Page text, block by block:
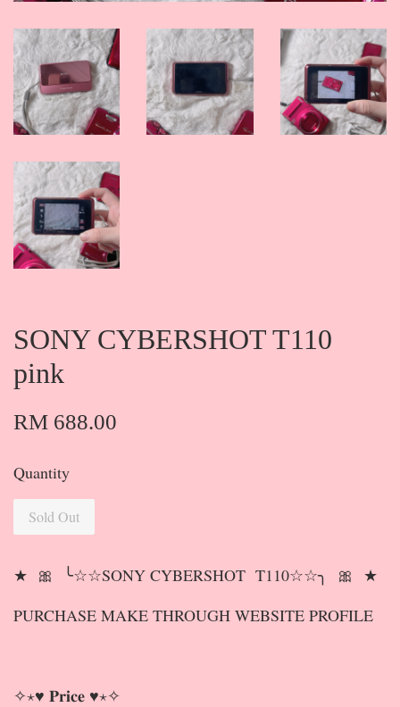
SONY CYBERSHOT T110
pink
RM 688.00
Quantity
Sold Out
★ 🎀 ╰☆☆SONY CYBERSHOT T110☆☆╮ 🎀 ★
PURCHASE MAKE THROUGH WEBSITE PROFILE
✧⋆♥ 𝐏𝐫𝐢𝐜𝐞 ♥⋆✧